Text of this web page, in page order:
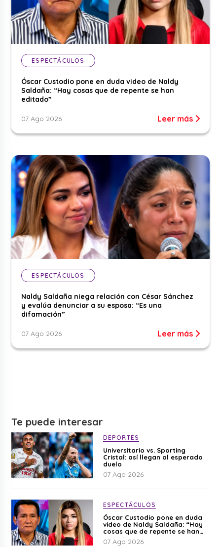
ESPECTÁCULOS
Óscar Custodio pone en duda video de Naldy
Saldaña: “Hay cosas que de repente se han
editado”
07 Ago 2026 Leer más
ESPECTÁCULOS
Naldy Saldaña niega relación con César Sánchez
y evalúa denunciar a su esposa: “Es una
difamación”
07 Ago 2026 Leer más
Te puede interesar
DEPORTES
Universitario vs. Sporting
Cristal: así llegan al esperado
duelo
07 Ago 2026
ESPECTÁCULOS
Óscar Custodio pone en duda
video de Naldy Saldaña: “Hay
cosas que de repente se han
editado”
07 Ago 2026